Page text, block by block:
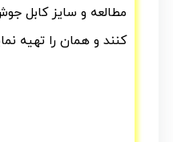
مطالعه و سایز کابل
کنند و همان را تهیه